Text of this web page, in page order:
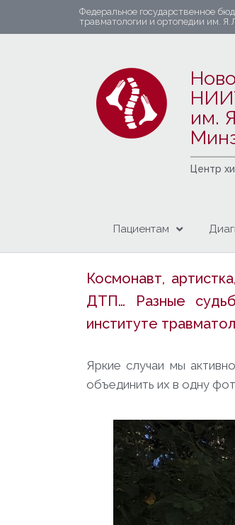
Федеральное государственное
травматологии и ортопедии им.
им.
Центр
Пациентам
Космонавт,
ДТП… Разные
институте
Яркие случаи мы
объединить их в одну